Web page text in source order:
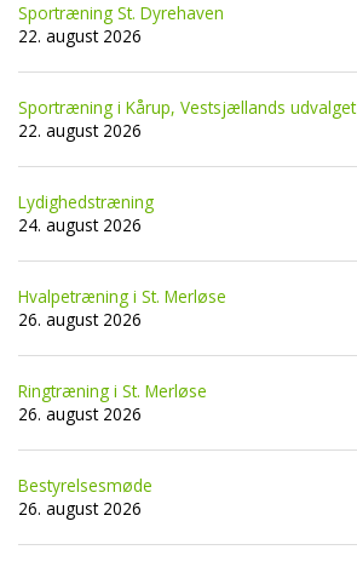
Sportræning St. Dyrehaven
22. august 2026
Sportræning i Kårup, Vestsjællands udvalget
22. august 2026
Lydighedstræning
24. august 2026
Hvalpetræning i St. Merløse
26. august 2026
Ringtræning i St. Merløse
26. august 2026
Bestyrelsesmøde
26. august 2026